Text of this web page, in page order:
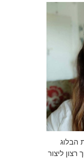
הבלוג
ליצור